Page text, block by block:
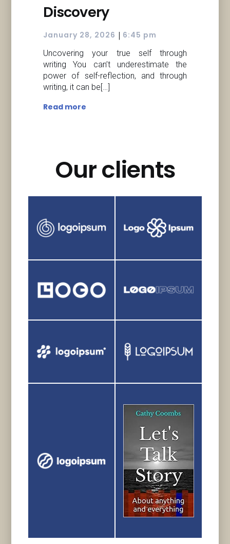
Discovery
January 28, 2026 | 6:45 pm
Uncovering your true self through
writing You can’t underestimate the
power of self-reflection, and through
writing, it can be[…]
Read more
Our clients